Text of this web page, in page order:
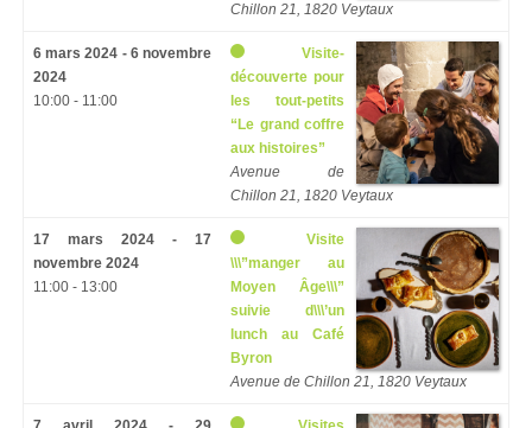
Chillon 21, 1820 Veytaux
6 mars 2024 - 6 novembre
2024
10:00 - 11:00
Visite-
découverte pour
les tout-petits
“Le grand coffre
aux histoires”
Avenue de
Chillon 21, 1820 Veytaux
17 mars 2024 - 17
novembre 2024
11:00 - 13:00
Visite
\\\”manger au
Moyen Âge\\\”
suivie d\\\’un
lunch au Café
Byron
Avenue de Chillon 21, 1820 Veytaux